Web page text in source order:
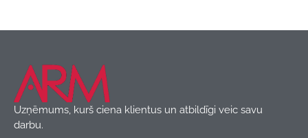
Uzņēmums, kurš ciena klientus un atbildīgi veic savu
darbu.